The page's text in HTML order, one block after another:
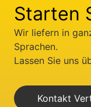
Starten
Wir liefern in
Sprachen.
Lassen Sie uns
Kontakt